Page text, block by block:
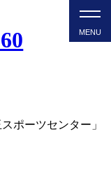
ポーツセンター」